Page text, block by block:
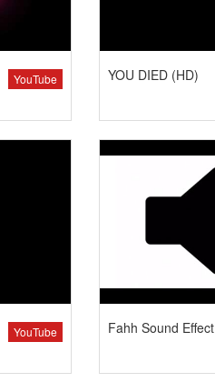
YouTube YOU DIED (HD)
YouTube Fahh Sound Effect